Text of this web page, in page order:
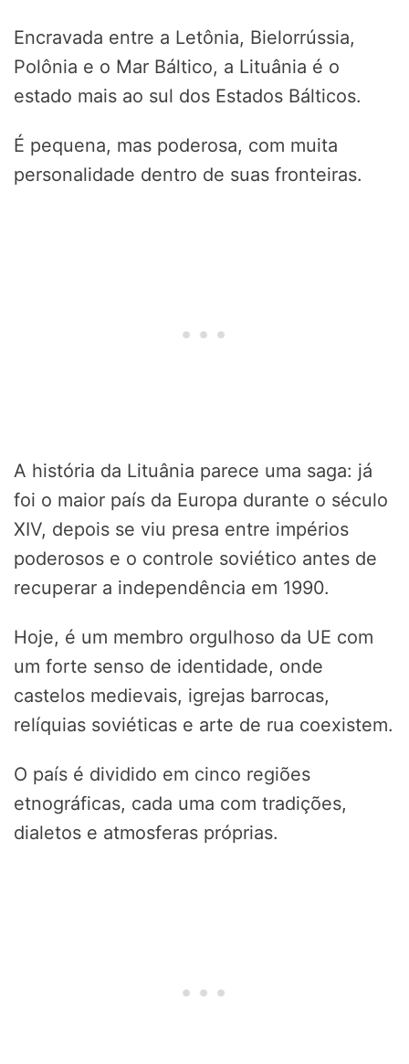
Encravada entre a Letônia, Bielorrússia,
Polônia e o Mar Báltico, a Lituânia é o
estado mais ao sul dos Estados Bálticos.
É pequena, mas poderosa, com muita
personalidade dentro de suas fronteiras.
A história da Lituânia parece uma saga: já
foi o maior país da Europa durante o século
XIV, depois se viu presa entre impérios
poderosos e o controle soviético antes de
recuperar a independência em 1990.
Hoje, é um membro orgulhoso da UE com
um forte senso de identidade, onde
castelos medievais, igrejas barrocas,
relíquias soviéticas e arte de rua coexistem.
O país é dividido em cinco regiões
etnográficas, cada uma com tradições,
dialetos e atmosferas próprias.